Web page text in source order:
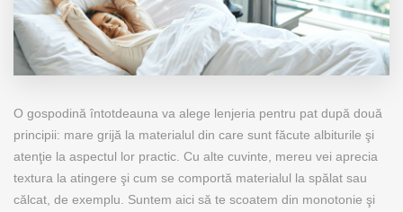
O gospodină întotdeauna va alege lenjeria pentru pat după două
principii: mare grijă la materialul din care sunt făcute albiturile şi
atenţie la aspectul lor practic. Cu alte cuvinte, mereu vei aprecia
textura la atingere şi cum se comportă materialul la spălat sau
călcat, de exemplu. Suntem aici să te scoatem din monotonie şi